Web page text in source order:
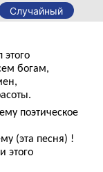
Случайный
богам,
поэтическое
(эта песня) !
этого